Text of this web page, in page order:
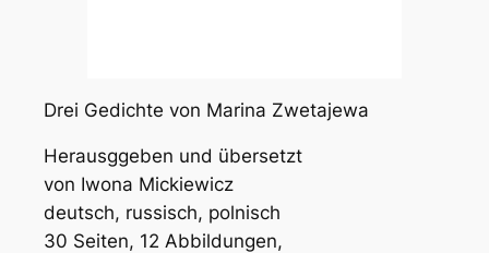
Drei Gedichte von Marina Zwetajewa
Herausggeben und übersetzt
von Iwona Mickiewicz
deutsch, russisch, polnisch
30 Seiten, 12 Abbildungen,